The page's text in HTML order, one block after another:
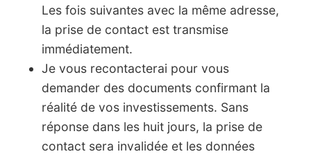
Les fois suivantes avec la même adresse,
la prise de contact est transmise
immédiatement.
Je vous recontacterai pour vous
demander des documents confirmant la
réalité de vos investissements. Sans
réponse dans les huit jours, la prise de
contact sera invalidée et les données